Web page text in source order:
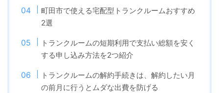
町田市で使える宅配型トランクルームおすすめ
2選
トランクルームの短期利用で支払い総額を安く
する申し込み方法を2つ紹介
トランクルームの解約手続きは、解約したい月
の前月に行うとムダな出費を防げる